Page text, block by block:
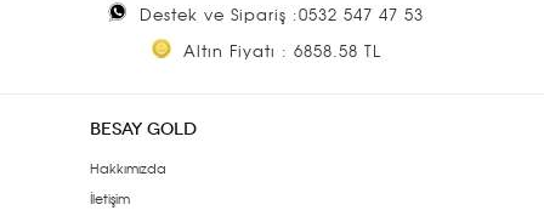
Destek ve Sipariş :0532 547 47 53
Altın Fiyatı : 6858.58 TL
BESAY GOLD
Hakkımızda
İletişim